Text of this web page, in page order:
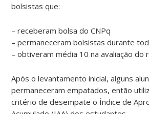
bolsistas que:
– receberam bolsa do CNPq
– permaneceram bolsistas durante
– obtiveram média 10 na avaliação do
Após o levantamento inicial, alguns
permaneceram empatados, então
critério de desempate o Índice de